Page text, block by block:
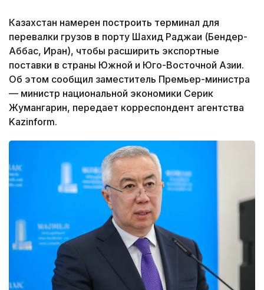
Казахстан намерен построить терминал для
перевалки грузов в порту Шахид Раджаи (Бендер-
Аббас, Иран), чтобы расширить экспортные
поставки в страны Южной и Юго-Восточной Азии.
Об этом сообщил заместитель Премьер-министра
— министр национальной экономики Серик
Жумангарин, передает корреспондент агентства
Kazinform.